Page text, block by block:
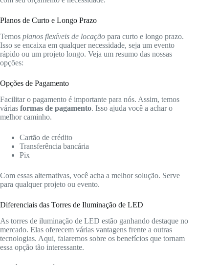
Planos de Curto e Longo Prazo
Temos planos flexíveis de locação para curto e longo prazo.
Isso se encaixa em qualquer necessidade, seja um evento
rápido ou um projeto longo. Veja um resumo das nossas
opções:
Opções de Pagamento
Facilitar o pagamento é importante para nós. Assim, temos
várias formas de pagamento. Isso ajuda você a achar o
melhor caminho.
Cartão de crédito
Transferência bancária
Pix
Com essas alternativas, você acha a melhor solução. Serve
para qualquer projeto ou evento.
Diferenciais das Torres de Iluminação de LED
As torres de iluminação de LED estão ganhando destaque no
mercado. Elas oferecem várias vantagens frente a outras
tecnologias. Aqui, falaremos sobre os benefícios que tornam
essa opção tão interessante.